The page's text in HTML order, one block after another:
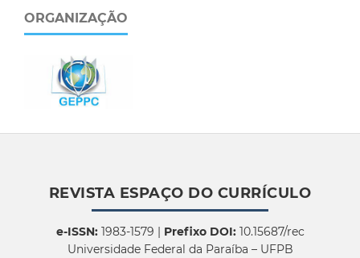
ORGANIZAÇÃO
REVISTA ESPAÇO DO CURRÍCULO
e-ISSN:1983-1579 | Prefixo DOI:10.15687/rec
Universidade Federal da Paraíba – UFPB